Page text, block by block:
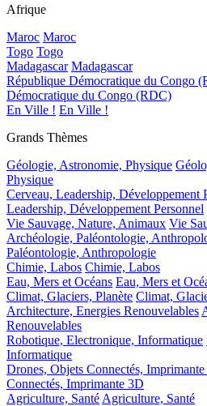
Afrique
Maroc Maroc
Togo Togo
Madagascar Madagascar
République Démocratique du Congo
Démocratique du Congo (RDC)
En Ville ! En Ville !
Grands Thèmes
Géologie, Astronomie, Physique
Physique
Cerveau, Leadership, Développement
Leadership, Développement Personnel
Vie Sauvage, Nature, Animaux Vie
Archéologie, Paléontologie,
Paléontologie, Anthropologie
Chimie, Labos Chimie, Labos
Eau, Mers et Océans Eau, Mers et
Climat, Glaciers, Planète Climat,
Architecture, Energies Renouvelables
Renouvelables
Robotique, Electronique, Informatique
Informatique
Drones, Objets Connectés,
Connectés, Imprimante 3D
Agriculture, Santé Agriculture, Santé